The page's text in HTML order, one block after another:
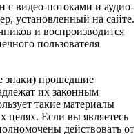
с видео-потоками и аудио-
установленный на сайте.
и воспроизводится
пользователя
знаки) прошедшие
их законным
такие материалы
Если вы являетесь
действовать от